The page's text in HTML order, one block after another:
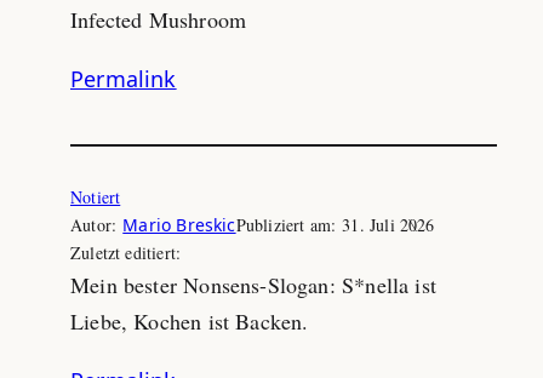
Infected Mushroom
Permalink
Notiert
Autor: Mario BreskicPubliziert am:31. Juli 2026
Zuletzt editiert:
Mein bester Nonsens-Slogan: S*nella ist
Liebe, Kochen ist Backen.